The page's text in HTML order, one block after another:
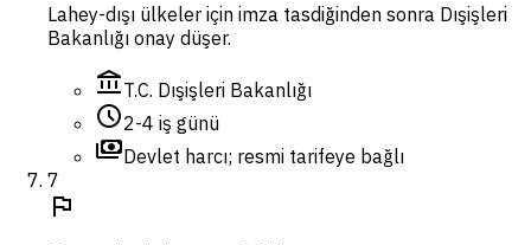
Lahey-dışı ülkeler için imza tasdiğinden sonra Dışişleri
Bakanlığı onay düşer.
account_balanceT.C. Dışişleri Bakanlığı
schedule2-4 iş günü
paymentsDevlet harcı; resmi tarifeye bağlı
7
flag